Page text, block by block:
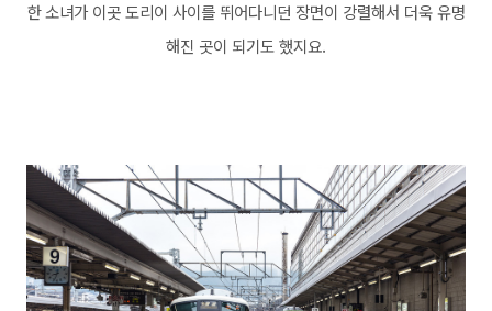
한 소녀가 이곳 도리이 사이를 뛰어다니던 장면이 강렬해서 더욱 유명
해진 곳이 되기도 했지요.